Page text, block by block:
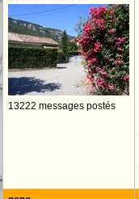
13222 messages postés